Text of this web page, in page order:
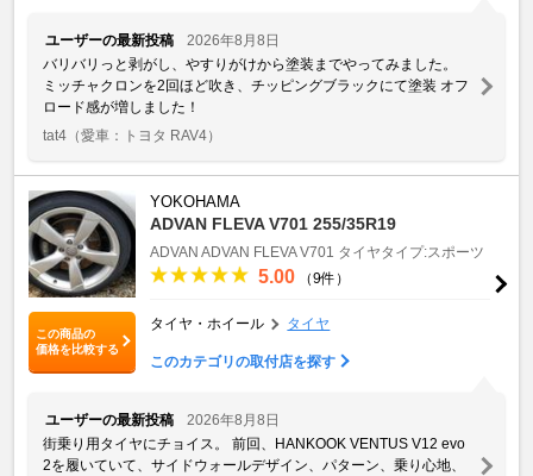
ユーザーの最新投稿
2026年8月8日
バリバリっと剥がし、やすりがけから塗装までやってみました。
ミッチャクロンを2回ほど吹き、チッピングブラックにて塗装 オフ
ロード感が増しました！
tat4 （愛車：トヨタ RAV4）
この商品の
価格を比較する
YOKOHAMA
ADVAN FLEVA V701 255/35R19
ADVAN ADVAN FLEVA V701 タイヤタイプ:スポーツ
5.00 （9件）
タイヤ・ホイール タイヤ
このカテゴリの取付店を探す
ユーザーの最新投稿
2026年8月8日
街乗り用タイヤにチョイス。 前回、HANKOOK VENTUS V12 evo
2を履いていて、サイドウォールデザイン、パターン、乗り心地、